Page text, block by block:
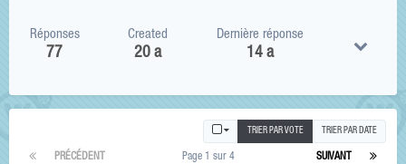
Réponses
77
Created
20 a
Dernière réponse
14 a
TRIER PAR VOTE TRIER PAR DATE
PRÉCÉDENT SUIVANT
Page 1 sur 4